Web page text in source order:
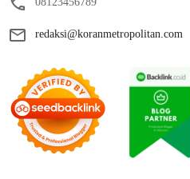
redaksi@koranmetropolitan.com